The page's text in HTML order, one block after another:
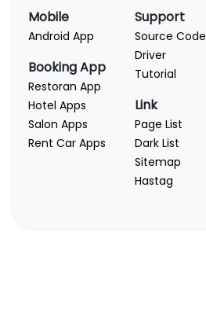
Mobile
Android App
Booking App
Restoran App
Hotel Apps
Salon Apps
Rent Car Apps
Support
Source Code
Driver
Tutorial
Link
Page List
Dark List
Sitemap
Hastag